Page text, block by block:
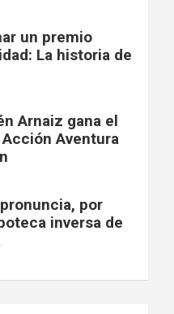
un premio
La historia de
Arnaiz gana el
Aventura
por
inversa de